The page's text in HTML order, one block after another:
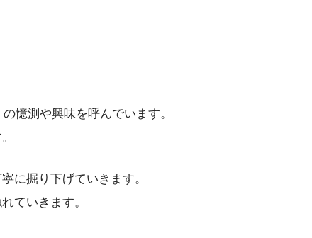
憶測や興味を呼んでいます。
に掘り下げていきます。
ていきます。